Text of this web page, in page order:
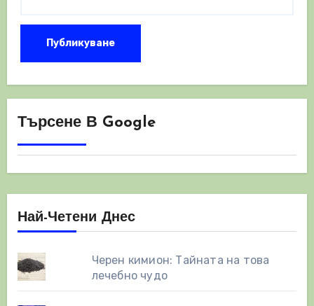
Търсене В Google
Най-Четени Днес
Черен кимион: Тайната на това
лечебно чудо